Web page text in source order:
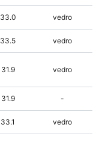
33.0 vedro
33.5 vedro
31.9 vedro
31.9 -
33.1 vedro